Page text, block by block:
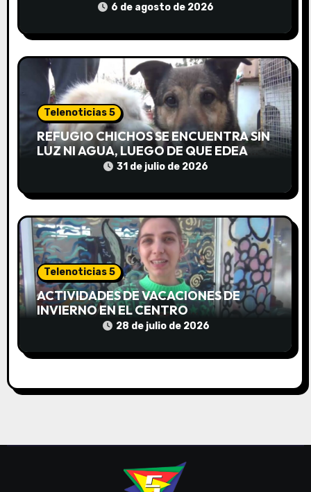
t
r
a
d
a
6 de agosto de 2026
Telenoticias 5
REFUGIO CHICHOS SE ENCUENTRA SIN
LUZ NI AGUA, LUEGO DE QUE EDEA
CORTARA EL SUMINISTRO SIN AVISO
31 de julio de 2026
Telenoticias 5
ACTIVIDADES DE VACACIONES DE
INVIERNO EN EL CENTRO
COMUNITARIO EL TALA
28 de julio de 2026